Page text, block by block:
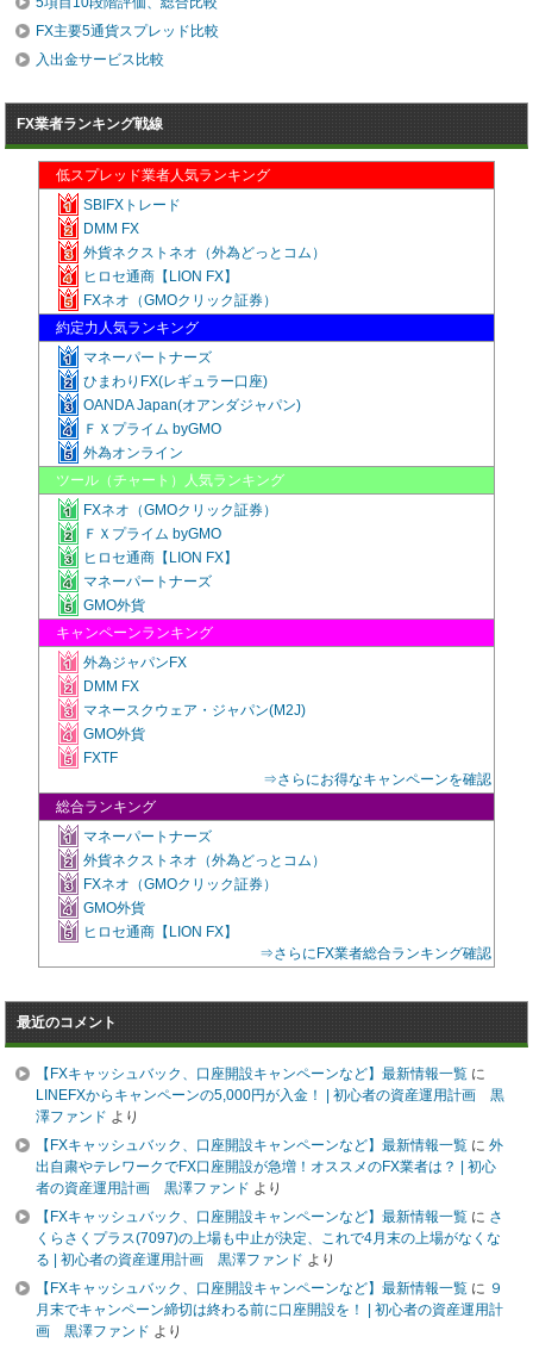
FX主要5通貨スプレッド比較
入出金サービス比較
FX業者ランキング戦線
低スプレッド業者人気ランキング
SBIFXトレード
DMM FX
外貨ネクストネオ（外為どっとコム）
ヒロセ通商【LION FX】
FXネオ（GMOクリック証券）
約定力人気ランキング
マネーパートナーズ
ひまわりFX(レギュラー口座)
OANDA Japan(オアンダジャパン)
ＦＸプライム byGMO
外為オンライン
ツール（チャート）人気ランキング
FXネオ（GMOクリック証券）
ＦＸプライム byGMO
ヒロセ通商【LION FX】
マネーパートナーズ
GMO外貨
キャンペーンランキング
外為ジャパンFX
DMM FX
マネースクウェア・ジャパン(M2J)
GMO外貨
FXTF
⇒さらにお得なキャンペーンを確認
総合ランキング
マネーパートナーズ
外貨ネクストネオ（外為どっとコム）
FXネオ（GMOクリック証券）
GMO外貨
ヒロセ通商【LION FX】
⇒さらにFX業者総合ランキング確認
最近のコメント
【FXキャッシュバック、口座開設キャンペーンなど】最新情報一覧 に
LINEFXからキャンペーンの5,000円が入金！ | 初心者の資産運用計画 黒
澤ファンド より
【FXキャッシュバック、口座開設キャンペーンなど】最新情報一覧 に外
出自粛やテレワークでFX口座開設が急増！オススメのFX業者は？ | 初心
者の資産運用計画 黒澤ファンド より
【FXキャッシュバック、口座開設キャンペーンなど】最新情報一覧 に さ
くらさくプラス(7097)の上場も中止が決定、これで4月末の上場がなくな
る | 初心者の資産運用計画 黒澤ファンド より
【FXキャッシュバック、口座開設キャンペーンなど】最新情報一覧 に ９
月末でキャンペーン締切は終わる前に口座開設を！ | 初心者の資産運用計
画 黒澤ファンド より